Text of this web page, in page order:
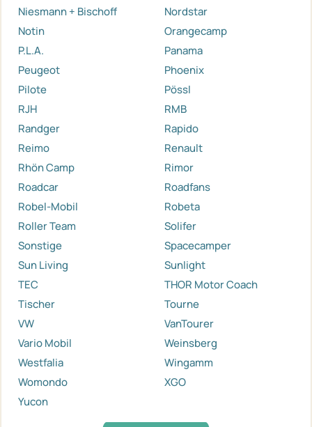
Niesmann + Bischoff
Nordstar
Notin
Orangecamp
P.L.A.
Panama
Peugeot
Phoenix
Pilote
Pössl
RJH
RMB
Randger
Rapido
Reimo
Renault
Rhön Camp
Rimor
Roadcar
Roadfans
Robel-Mobil
Robeta
Roller Team
Solifer
Sonstige
Spacecamper
Sun Living
Sunlight
TEC
THOR Motor Coach
Tischer
Tourne
VW
VanTourer
Vario Mobil
Weinsberg
Westfalia
Wingamm
Womondo
XGO
Yucon